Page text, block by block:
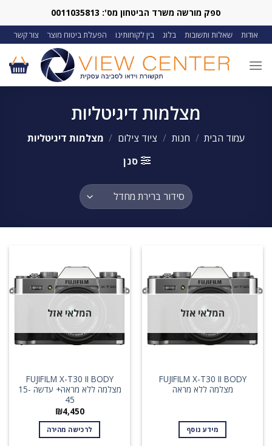
content
ספק מורשה משרד הביטחון מס': 0011035813
אודות שאלות ותשובות בלוג בין לקוחותינו הפעלת ביטוח מוצר צור קשר
מצלמות דיגיטליות
עמוד הבית / חנות / ציוד צילום / מצלמות דיגיטליות
סנן
המלאי אזל
FUJIFILM X-T30 II BODY
מצלמה ללא מראה
מידע נוסף
המלאי אזל
FUJIFILM X-T30 II BODY
מצלמה ללא מראהּּּ+ עדשה 15-
45
₪4,450
לרכישה מהירה